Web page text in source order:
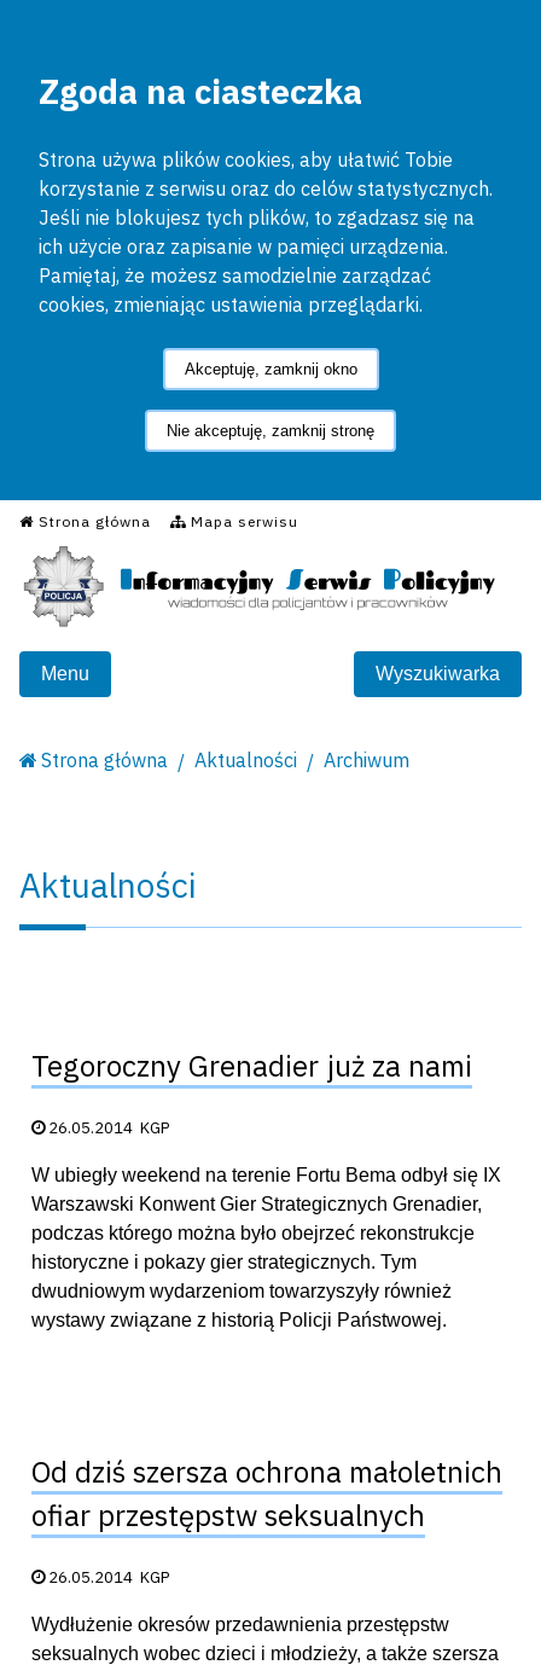
Zgoda na ciasteczka
Strona używa plików cookies, aby ułatwić Tobie
korzystanie z serwisu oraz do celów statystycznych.
Jeśli nie blokujesz tych plików, to zgadzasz się na
ich użycie oraz zapisanie w pamięci urządzenia.
Pamiętaj, że możesz samodzielnie zarządzać
cookies, zmieniając ustawienia przeglądarki.
Akceptuję, zamknij okno
Nie akceptuję, zamknij stronę
Strona główna Mapa serwisu
Informacyjny Serwis
Menu Wyszukiwarka
Strona główna Aktualności Archiwum
Aktualności
Tegoroczny Grenadier już za nami
Data publikacji:
26.05.2014KGP
W ubiegły weekend na terenie Fortu Bema odbył się IX
Warszawski Konwent Gier Strategicznych Grenadier,
podczas którego można było obejrzeć rekonstrukcje
historyczne i pokazy gier strategicznych. Tym
dwudniowym wydarzeniom towarzyszyły również
wystawy związane z historią Policji Państwowej.
Od dziś szersza ochrona małoletnich
ofiar przestępstw seksualnych
Data publikacji:
26.05.2014KGP
Wydłużenie okresów przedawnienia przestępstw
seksualnych wobec dzieci i młodzieży, a także szersza